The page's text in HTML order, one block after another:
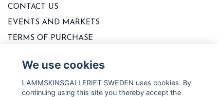
CONTACT US
EVENTS AND MARKETS
TERMS OF PURCHASE
SIZE CHART
BLOGG
We use cookies
LAMMSKINSGALLERIET SWEDEN uses cookies. By
continuing using this site you thereby accept the